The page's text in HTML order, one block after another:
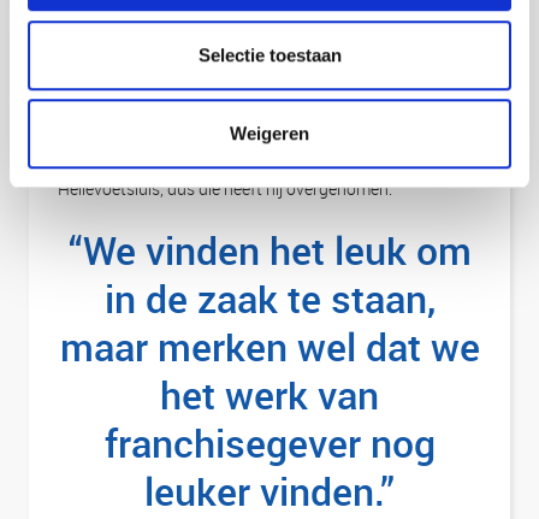
Selectie toestaan
Weigeren
ontwikkeling van een marketingcampagne voor hun
franchise, gingen de eerste drie franchisenemers al van
en Schiedam en vervolgens nog een andere klant die
aangaf ook franchisenemer te willen worden. We waren
Hellevoetsluis, dus die heeft hij overgenomen.”
“We vinden het leuk om
in de zaak te staan,
maar merken wel dat we
het werk van
franchisegever nog
leuker vinden.”